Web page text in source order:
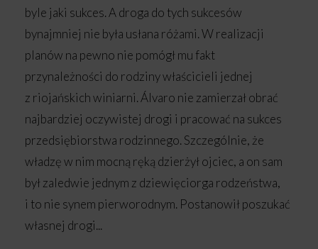
byle jaki sukces. A droga do tych sukcesów
bynajmniej nie była usłana różami. W realizacji
planów na pewno nie pomógł mu fakt
przynależności do rodziny właścicieli jednej
z riojańskich winiarni. Álvaro nie zamierzał obrać
najbardziej oczywistej drogi i pracować na sukces
przedsiębiorstwa rodzinnego. Szczególnie, że
władzę w nim mocną ręką dzierżył ojciec, a on sam
był zaledwie jednym z dziewięciorga rodzeństwa,
i to nie synem pierworodnym. Postanowił poszukać
własnej drogi...